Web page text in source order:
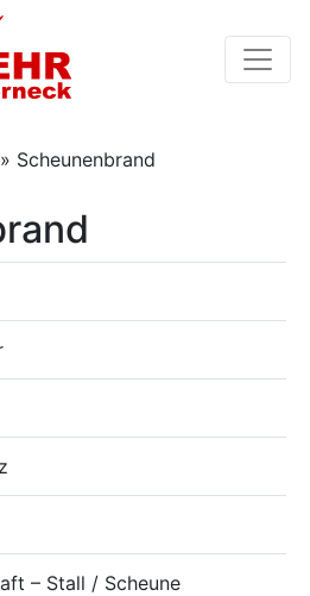
» Scheunenbrand
– Stall / Scheune